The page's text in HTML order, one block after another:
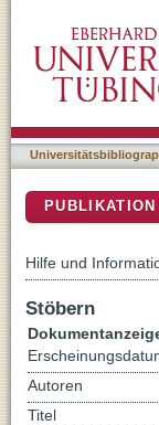
treosulfan
report of
Hilfe und
Stöbern
Autoren
Titel